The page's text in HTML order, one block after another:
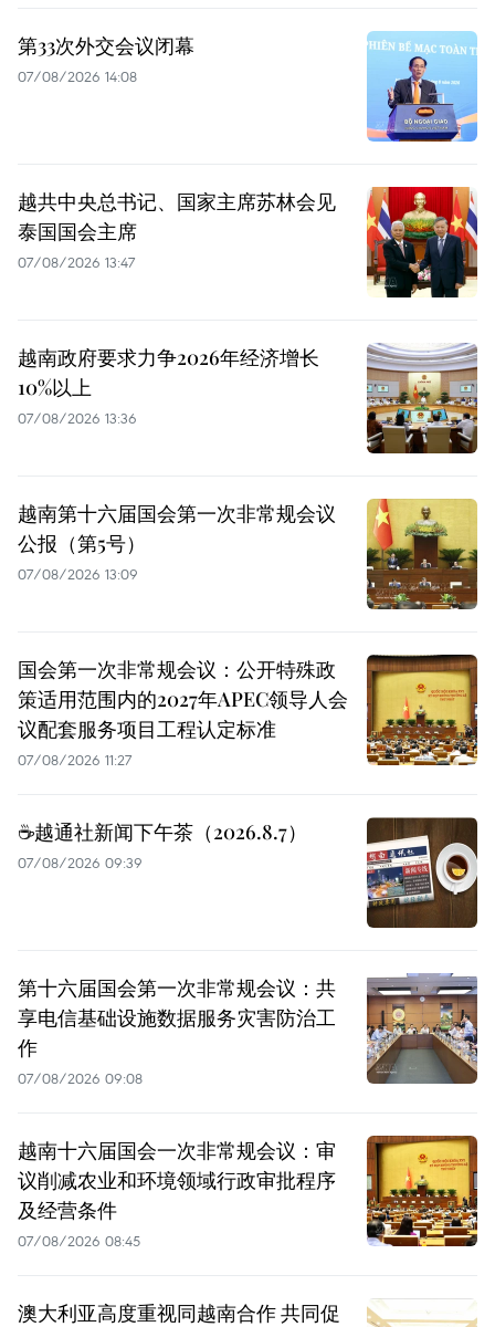
第33次外交会议闭幕
07/08/2026 14:08
越共中央总书记、国家主席苏林会见
泰国国会主席
07/08/2026 13:47
越南政府要求力争2026年经济增长
10%以上
07/08/2026 13:36
越南第十六届国会第一次非常规会议
公报（第5号）
07/08/2026 13:09
国会第一次非常规会议：公开特殊政
策适用范围内的2027年APEC领导人会
议配套服务项目工程认定标准
07/08/2026 11:27
☕️越通社新闻下午茶（2026.8.7）
07/08/2026 09:39
第十六届国会第一次非常规会议：共
享电信基础设施数据服务灾害防治工
作
07/08/2026 09:08
越南十六届国会一次非常规会议：审
议削减农业和环境领域行政审批程序
及经营条件
07/08/2026 08:45
澳大利亚高度重视同越南合作 共同促